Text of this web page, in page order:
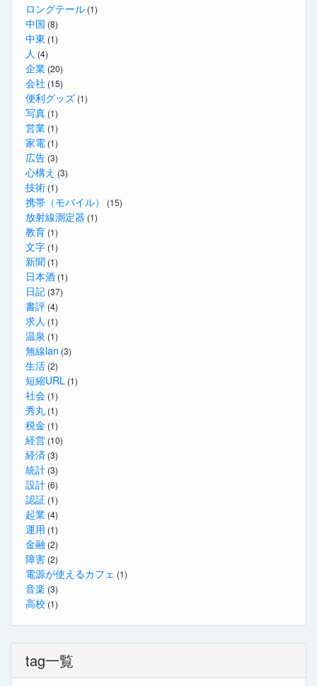
ロングテール (1)
中国 (8)
中東 (1)
人 (4)
企業 (20)
会社 (15)
便利グッズ (1)
写真 (1)
営業 (1)
家電 (1)
広告 (3)
心構え (3)
技術 (1)
携帯（モバイル） (15)
放射線測定器 (1)
教育 (1)
文字 (1)
新聞 (1)
日本酒 (1)
日記 (37)
書評 (4)
求人 (1)
温泉 (1)
無線lan (3)
生活 (2)
短縮URL (1)
社会 (1)
秀丸 (1)
税金 (1)
経営 (10)
経済 (3)
統計 (3)
設計 (6)
認証 (1)
起業 (4)
運用 (1)
金融 (2)
障害 (2)
電源が使えるカフェ (1)
音楽 (3)
高校 (1)
tag一覧